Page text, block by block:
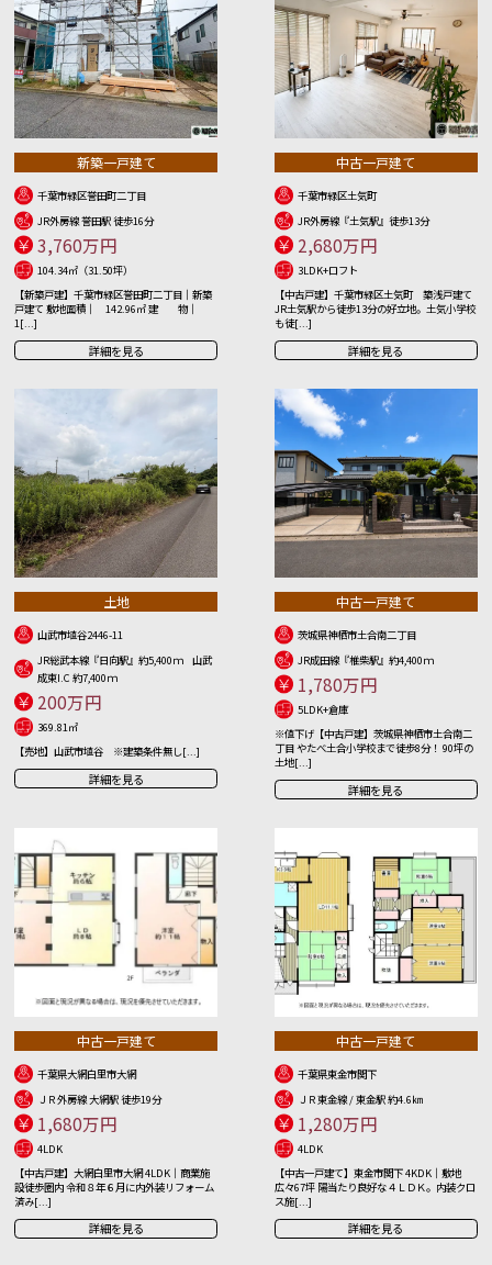
新築一戸建て
千葉市緑区誉田町二丁目
JR外房線 誉田駅 徒歩16分
3,760万円
104.34㎡（31.50坪）
【新築戸建】千葉市緑区誉田町二丁目｜新築
戸建て 敷地面積｜ 142.96㎡ 建 物｜
1[...]
詳細を見る
中古一戸建て
千葉市緑区土気町
JR外房線『土気駅』徒歩13分
2,680万円
3LDK+ロフト
【中古戸建】千葉市緑区土気町 築浅戸建て
JR土気駅から徒歩13分の好立地。土気小学校
も徒[...]
詳細を見る
土地
山武市埴谷2446-11
JR総武本線『日向駅』約5,400ｍ 山武
成東I.C 約7,400ｍ
200万円
369.81㎡
【売地】山武市埴谷 ※建築条件無し[...]
詳細を見る
中古一戸建て
茨城県神栖市土合南二丁目
JR成田線『椎柴駅』約4,400ｍ
1,780万円
5LDK+倉庫
※値下げ【中古戸建】茨城県神栖市土合南二
丁目 やたべ土合小学校まで徒歩8分！ 90坪の
土地[...]
詳細を見る
中古一戸建て
千葉県大網白里市大網
ＪＲ外房線 大網駅 徒歩19分
1,680万円
4LDK
【中古戸建】大網白里市大網 4LDK｜商業施
設徒歩圏内 令和８年６月に内外装リフォーム
済み[...]
詳細を見る
中古一戸建て
千葉県東金市関下
ＪＲ東金線 / 東金駅 約4.6㎞
1,280万円
4LDK
【中古一戸建て】東金市関下 4KDK｜敷地
広々67坪 陽当たり良好な４ＬＤＫ。内装クロ
ス施[...]
詳細を見る